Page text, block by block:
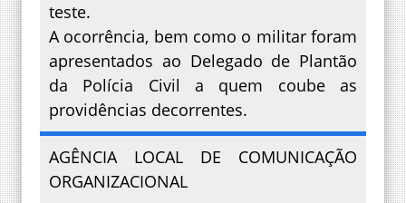
teste.
A ocorrência, bem como o militar foram
apresentados ao Delegado de Plantão
da Polícia Civil a quem coube as
providências decorrentes.
AGÊNCIA LOCAL DE COMUNICAÇÃO
ORGANIZACIONAL